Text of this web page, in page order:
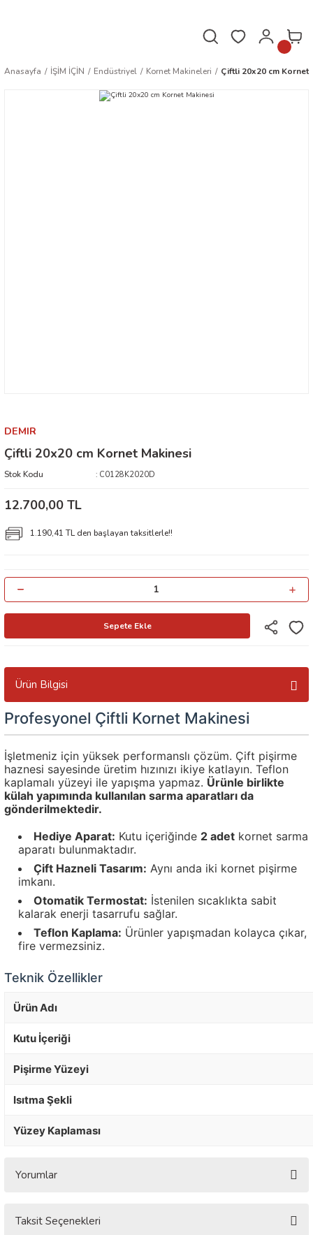
Anasayfa İŞİM İÇİN Endüstriyel Kornet Makineleri Çiftli 20x20 cm Kornet
DEMIR
Çiftli 20x20 cm Kornet Makinesi
Stok Kodu C0128K2020D
12.700,00 TL
1.190,41 TL den başlayan taksitlerle!!
Sepete Ekle
Ürün Bilgisi
Profesyonel Çiftli Kornet Makinesi
İşletmeniz için yüksek performanslı çözüm. Çift pişirme
haznesi sayesinde üretim hızınızı ikiye katlayın. Teflon
kaplamalı yüzeyi ile yapışma yapmaz. Ürünle birlikte
külah yapımında kullanılan sarma aparatları da
gönderilmektedir.
Hediye Aparat: Kutu içeriğinde 2 adet kornet sarma
aparatı bulunmaktadır.
Çift Hazneli Tasarım: Aynı anda iki kornet pişirme
imkanı.
Otomatik Termostat: İstenilen sıcaklıkta sabit
kalarak enerji tasarrufu sağlar.
Teflon Kaplama: Ürünler yapışmadan kolayca çıkar,
fire vermezsiniz.
Teknik Özellikler
Ürün Adı
Kutu İçeriği
Pişirme Yüzeyi
Isıtma Şekli
Yüzey Kaplaması
Yorumlar
Bu ürüne ilk yorumu siz yapın!
Taksit Seçenekleri